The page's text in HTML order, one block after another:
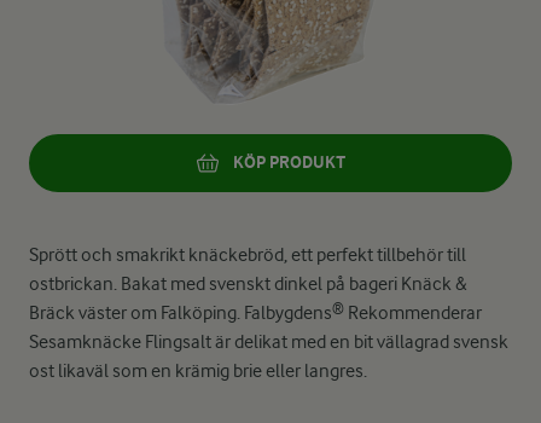
KÖP PRODUKT
Sprött och smakrikt knäckebröd, ett perfekt tillbehör till
ostbrickan. Bakat med svenskt dinkel på bageri Knäck &
Bräck väster om Falköping. Falbygdens® Rekommenderar
Sesamknäcke Flingsalt är delikat med en bit vällagrad svensk
ost likaväl som en krämig brie eller langres.